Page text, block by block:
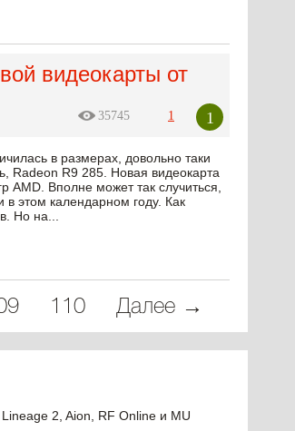
видеокарты от
35745 1 1
в размерах, довольно таки
Radeon R9 285. Новая видеокарта
AMD. Вполне может так случиться,
в этом календарном году. Как
Но на...
110 Далее →
2, Aion, RF Online и MU